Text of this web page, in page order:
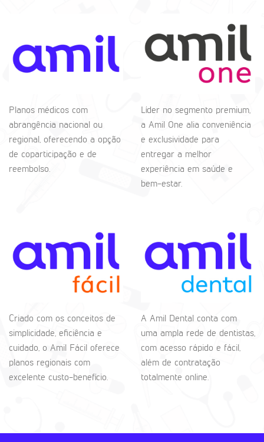
Planos médicos com
abrangência nacional ou
regional, oferecendo a opção
de coparticipação e de
reembolso.
Líder no segmento premium,
a Amil One alia conveniência
e exclusividade para
entregar a melhor
experiência em saúde e
bem-estar.
Criado com os conceitos de
simplicidade, eficiência e
cuidado, o Amil Fácil oferece
planos regionais com
excelente custo-benefício.
A Amil Dental conta com
uma ampla rede de dentistas,
com acesso rápido e fácil,
além de contratação
totalmente online.